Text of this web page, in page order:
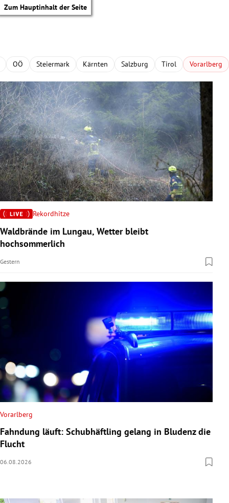
Zum Hauptinhalt der Seite
Untermenü
Untermenü
Untermenü
Untermenü
Untermenü
Untermenü
Untermenü
Untermenü
OÖ Steiermark Kärnten Salzburg Tirol Vorarlberg
Rekordhitze
Waldbrände im Lungau, Wetter bleibt
hochsommerlich
Gestern
Vorarlberg
Fahndung läuft: Schubhäftling gelang in Bludenz die
Flucht
06.08.2026